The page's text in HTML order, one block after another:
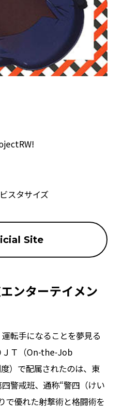
スタサイズ
Site
ンターテイメン
転手になることを夢見る
ＪＴ（On-the-Job
）で配属されたのは、東
警戒班、通称“警四（けい
で優れた射撃術と格闘術を